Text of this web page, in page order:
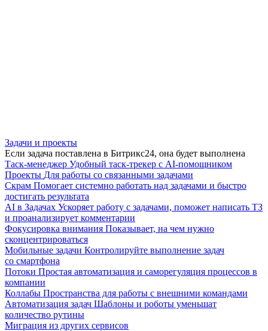
Задачи и проекты
Если задача поставлена в Битрикс24, она будет выполнена
Таск-менеджер Удобный таск-трекер с AI-помощником
Проекты Для работы со связанными задачами
Скрам Помогает системно работать над задачами и быстро
достигать результата
AI в Задачах Ускоряет работу с задачами, поможет написать ТЗ
и проанализирует комментарии
Фокусировка внимания Показывает, на чем нужно
сконцентрироваться
Мобильные задачи Контролируйте выполнение задач
со смартфона
Потоки Простая автоматизация и саморегуляция процессов в
компании
Коллабы Пространства для работы с внешними командами
Автоматизация задач Шаблоны и роботы уменьшат
количество рутины
Миграция из других сервисов